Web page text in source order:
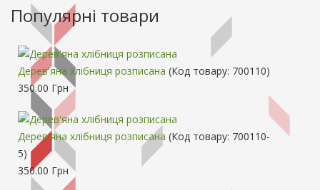
Популярні товари
Дерев'яна хлібниця розписана (Код товару: 700110)
350.00 Грн
Дерев'яна хлібниця розписана (Код товару: 700110-
5)
350.00 Грн